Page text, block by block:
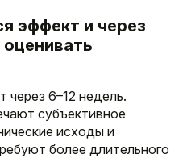
эффект и через
через 6–12 недель.
субъективное
исходы и
более длительного